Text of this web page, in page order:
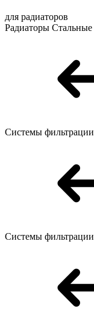
для радиаторов
Радиаторы Стальные
Системы фильтрации
Системы фильтрации